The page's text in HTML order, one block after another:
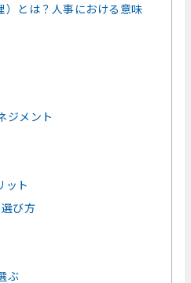
）とは？人事における意味
ジメント
ット
び方
ぶ